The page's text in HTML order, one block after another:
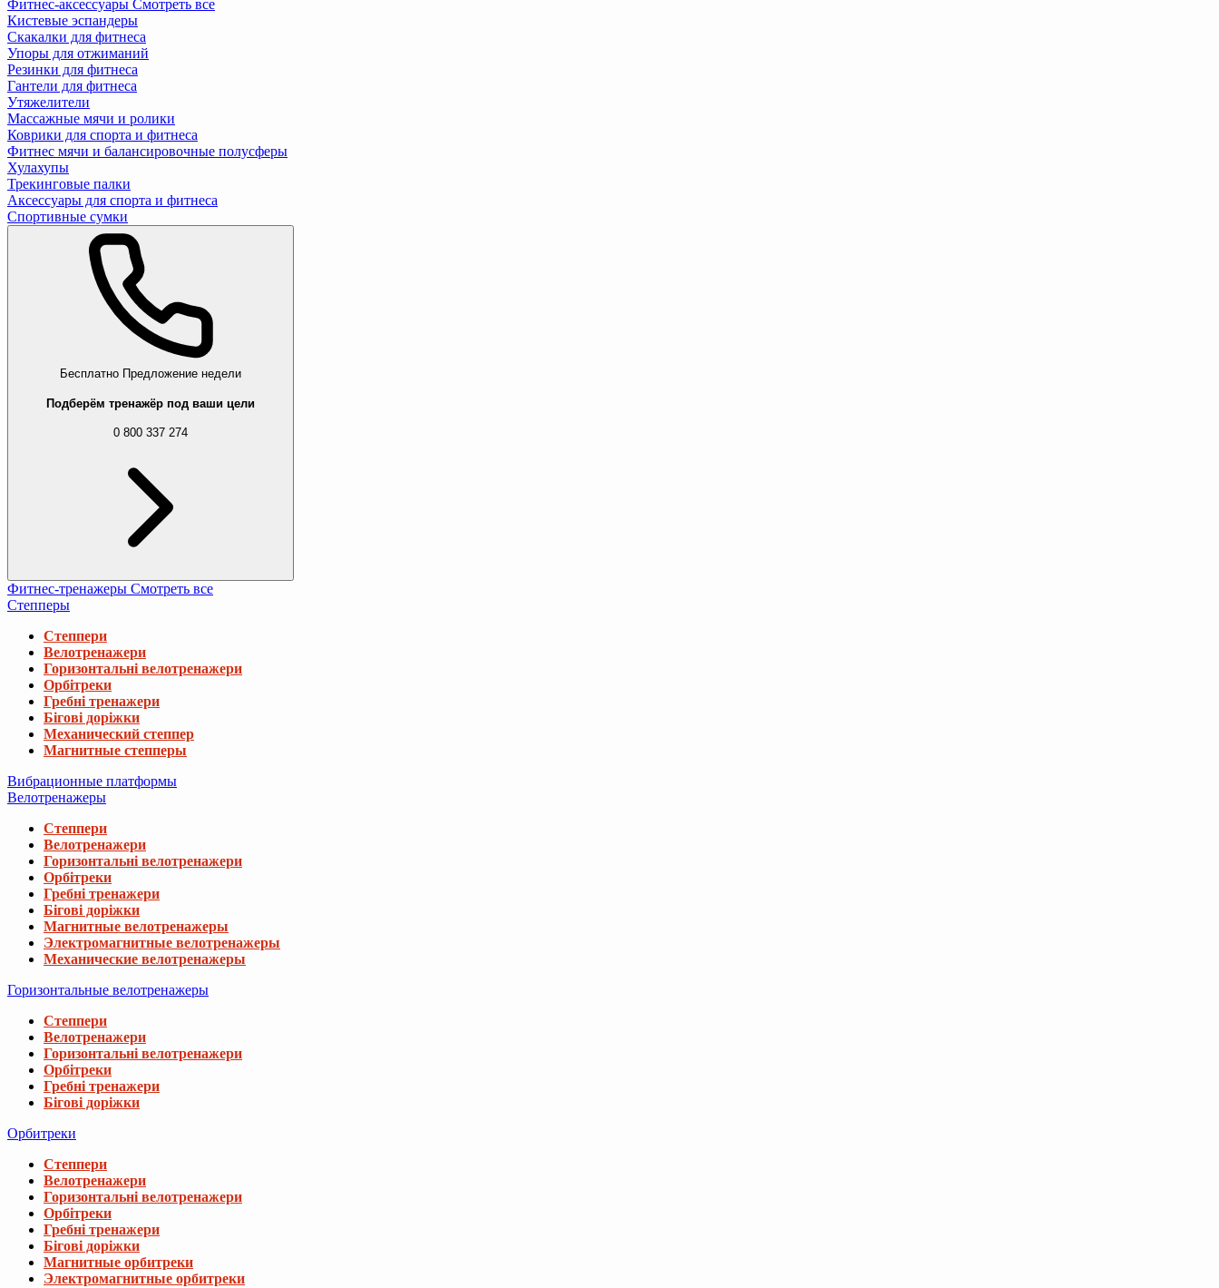
Фитнес-аксессуары Смотреть все
Кистевые эспандеры
Скакалки для фитнеса
Упоры для отжиманий
Резинки для фитнеса
Гантели для фитнеса
Утяжелители
Массажные мячи и ролики
Коврики для спорта и фитнеса
Фитнес мячи и балансировочные полусферы
Хулахупы
Трекинговые палки
Аксессуары для спорта и фитнеса
Спортивные сумки
Бесплатно Предложение недели
Подберём тренажёр под ваши цели
0 800 337 274
Фитнес-тренажеры Смотреть все
Степперы
Степпери
Велотренажери
Горизонтальні велотренажери
Орбітреки
Гребні тренажери
Бігові доріжки
Механический степпер
Магнитные степперы
Вибрационные платформы
Велотренажеры
Степпери
Велотренажери
Горизонтальні велотренажери
Орбітреки
Гребні тренажери
Бігові доріжки
Магнитные велотренажеры
Электромагнитные велотренажеры
Механические велотренажеры
Горизонтальные велотренажеры
Степпери
Велотренажери
Горизонтальні велотренажери
Орбітреки
Гребні тренажери
Бігові доріжки
Орбитреки
Степпери
Велотренажери
Горизонтальні велотренажери
Орбітреки
Гребні тренажери
Бігові доріжки
Магнитные орбитреки
Электромагнитные орбитреки